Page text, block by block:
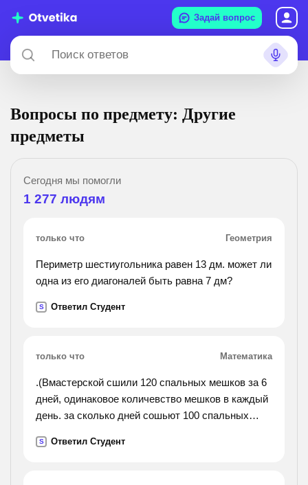
Задай вопрос
Вопросы по предмету: Другие
предметы
Сегодня мы помогли
1 277 людям
только что Геометрия
Периметр шестиугольника равен 13 дм. может ли
одна из его диагоналей быть равна 7 дм?
S Ответил Студент
только что Математика
.(Вмастерской сшили 120 спальных мешков за 6
дней, одинаковое количевство мешков в каждый
день. за сколько дней сошьют 100 спальных
мешков больше. составь краткую запись и
S Ответил Студент